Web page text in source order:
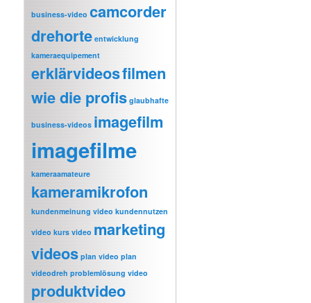
business-video camcorder
drehorte entwicklung
kameraequipement
erklärvideosfilmen
wie die profis glaubhafte
business-videos imagefilm
imagefilme
kameraamateure
kameramikrofon
kundenmeinung video kundennutzen
video kurs video marketing
videos plan video plan
videodreh problemlösung video
produktvideo